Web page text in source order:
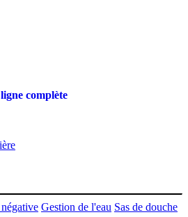
complète
Gestion de l'eau Sas de douche